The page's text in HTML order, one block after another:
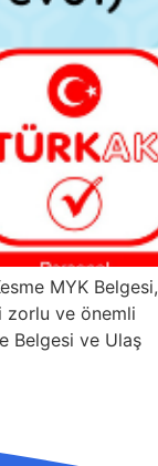
MYK Belgesi,
zorlu ve önemli
Belgesi ve Ulaş